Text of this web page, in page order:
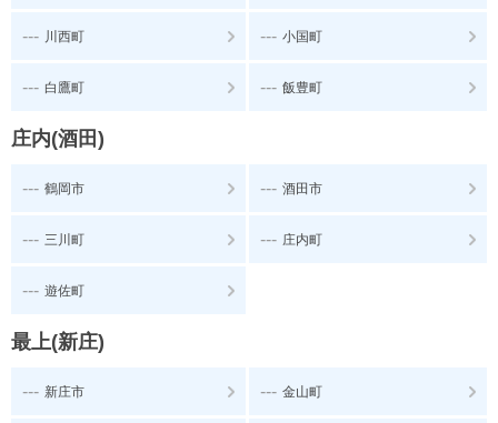
--- 川西町 --- 小国町
--- 白鷹町 --- 飯豊町
庄内(酒田)
--- 鶴岡市 --- 酒田市
--- 三川町 --- 庄内町
--- 遊佐町
最上(新庄)
--- 新庄市 --- 金山町